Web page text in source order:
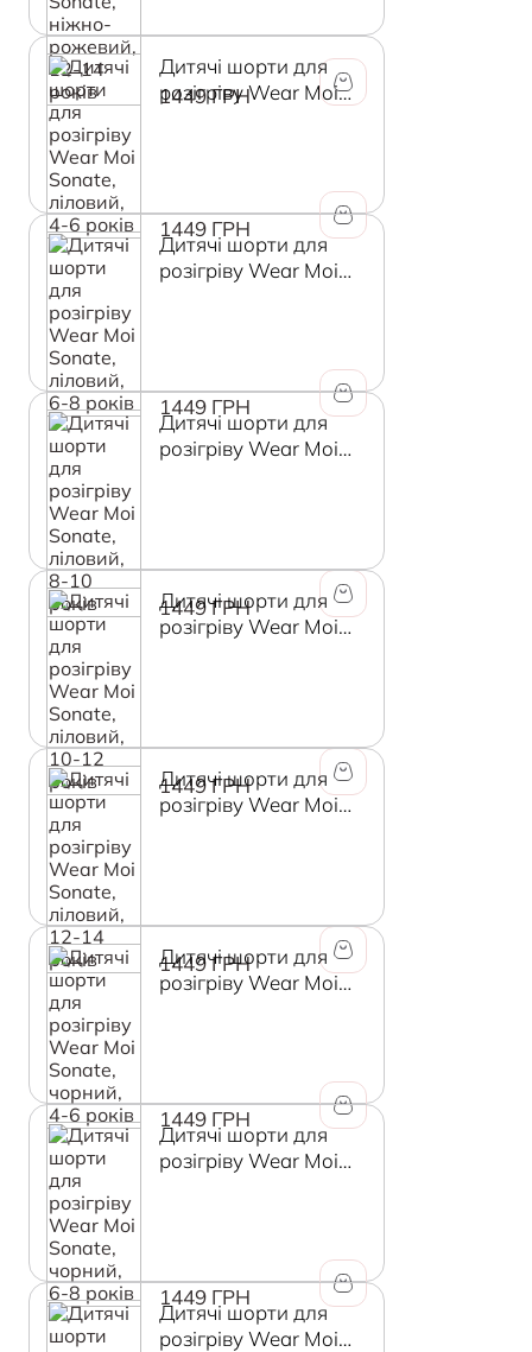
1449 ГРН
Дитячі шорти для
розігріву Wear Moi
1449 ГРН
Дитячі шорти для
розігріву Wear Moi
1449 ГРН
Дитячі шорти для
розігріву Wear Moi
1449 ГРН
Дитячі шорти для
розігріву Wear Moi
1449 ГРН
Дитячі шорти для
розігріву Wear Moi
1449 ГРН
Дитячі шорти для
розігріву Wear Moi
1449 ГРН
Дитячі шорти для
розігріву Wear Moi
1449 ГРН
Дитячі шорти для
розігріву Wear Moi